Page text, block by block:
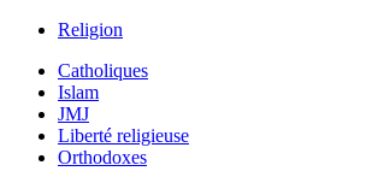
Religion
Catholiques
Islam
JMJ
Liberté religieuse
Orthodoxes